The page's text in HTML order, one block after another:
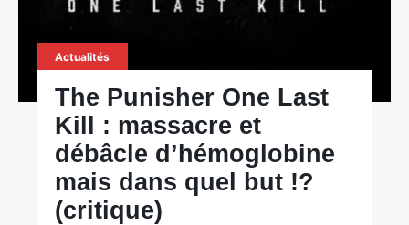
Actualités
The Punisher One Last
Kill : massacre et
débâcle d’hémoglobine
mais dans quel but !?
(critique)